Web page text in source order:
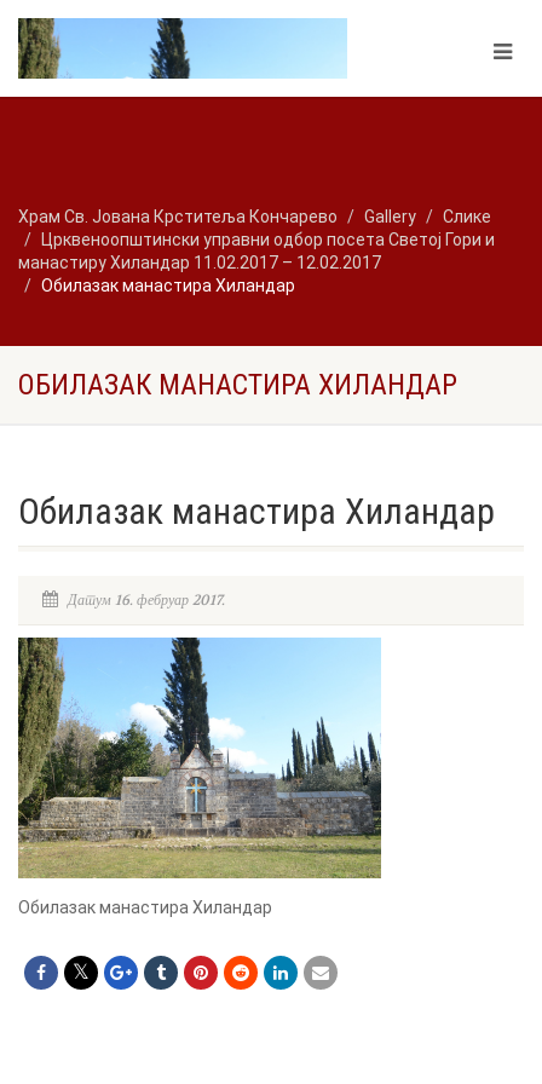
Храм Св. Јована Крститеља Кончарево Gallery
Слике
Црквеноопштински управни одбор посета Светој Гори и
манастиру Хиландар 11.02.2017 – 12.02.2017
Обилазак манастира Хиландар
ОБИЛАЗАК МАНАСТИРА ХИЛАНДАР
Обилазак манастира Хиландар
Датум 16. фебруар 2017.
Обилазак манастира Хиландар